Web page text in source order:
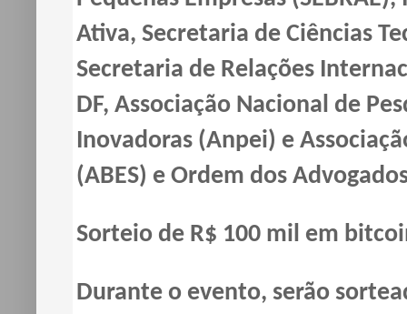
Ativa, Secretaria de Ciências
Secretaria de Relações
DF, Associação Nacional de
Inovadoras (Anpei) e
(ABES) e Ordem dos
Sorteio de R$ 100 mil em
Durante o evento, serão